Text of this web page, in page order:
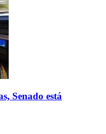
Senado está